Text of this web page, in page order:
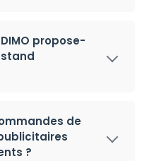
propose-
de
?